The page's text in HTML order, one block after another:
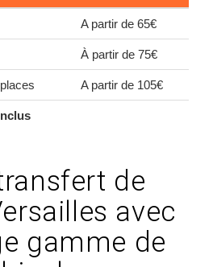
A partir de 65€
À partir de 75€
A partir de 105€
de
avec
gamme de